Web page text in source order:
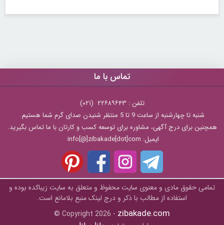
تماس با ما
تلفن : ۲۲۶۸۹۶۴۳ (۰۲۱)
شنبه تا چهارشنبه از ساعت 9 تا 5 منتظر شنیدن صدای گرم شما هستیم.
همچنین برای درج آگهی، مشاوره برای توسعه کسب و کارتان با ما تماس بگیرید.
ایمیل: info[@]zibakade[dot]com
تمامی حقوق مادی و معنوی سایت محفوظ و متعلق به سايت زیباکده بوده و
استفاده از مطالب با ذکر و درج لینک منبع بلامانع است.
© Copyright 2026 - zibakade.com